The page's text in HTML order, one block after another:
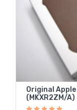
Original
(MKXR2ZM/